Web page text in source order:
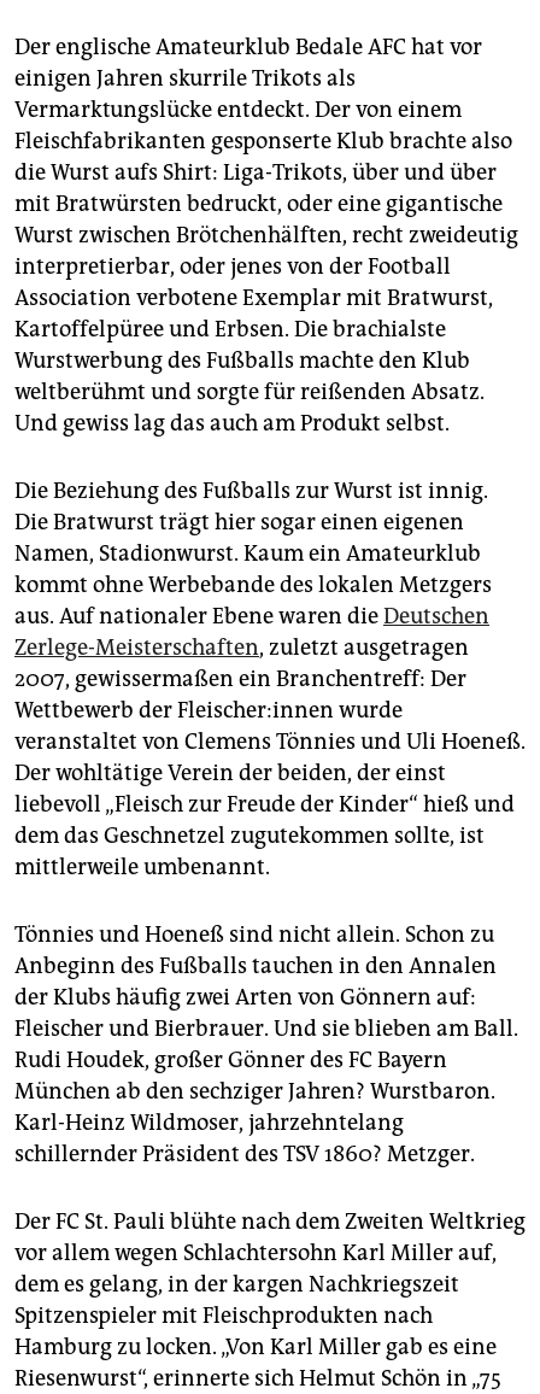
unterstützen
abo
genossenschaft
epaper login
Der englische Amateurklub Bedale AFC hat vor
einigen Jahren skurrile Trikots als
Vermarktungslücke entdeckt. Der von einem
Fleischfabrikanten gesponserte Klub brachte also
die Wurst aufs Shirt: Liga-Trikots, über und über
mit Bratwürsten bedruckt, oder eine gigantische
Wurst zwischen Brötchenhälften, recht zweideutig
interpretierbar, oder jenes von der Football
Association verbotene Exemplar mit Bratwurst,
Kartoffelpüree und Erbsen. Die brachialste
Wurstwerbung des Fußballs machte den Klub
weltberühmt und sorgte für reißenden Absatz.
Und gewiss lag das auch am Produkt selbst.
Die Beziehung des Fußballs zur Wurst ist innig.
Die Bratwurst trägt hier sogar einen eigenen
Namen, Stadionwurst. Kaum ein Amateurklub
kommt ohne Werbebande des lokalen Metzgers
aus. Auf nationaler Ebene waren dieDeutschen
Zerlege-Meisterschaften, zuletzt ausgetragen
2007, gewissermaßen ein Branchentreff: Der
Wettbewerb der Flei­sche­r:in­nen wurde
veranstaltet von Clemens Tönnies und Uli Hoeneß.
Der wohltätige Verein der beiden, der einst
liebevoll „Fleisch zur Freude der Kinder“ hieß und
dem das Geschnetzel zugutekommen sollte, ist
mittlerweile umbenannt.
Tönnies und Hoeneß sind nicht allein. Schon zu
Anbeginn des Fußballs tauchen in den Annalen
der Klubs häufig zwei Arten von Gönnern auf:
Fleischer und Bierbrauer. Und sie blieben am Ball.
Rudi Houdek, großer Gönner des FC Bayern
München ab den sechziger Jahren? Wurstbaron.
Karl-Heinz Wildmoser, jahrzehntelang
schillernder Präsident des TSV 1860? Metzger.
Der FC St. Pauli blühte nach dem Zweiten Weltkrieg
vor allem wegen Schlachtersohn Karl Miller auf,
dem es gelang, in der kargen Nachkriegszeit
Spitzenspieler mit Fleischprodukten nach
Hamburg zu locken. „Von Karl Miller gab es eine
Riesenwurst“, erinnerte sich Helmut Schön in „75